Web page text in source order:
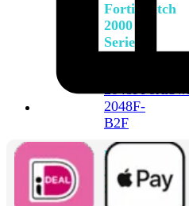
FortiSwitch
2000
Series
2048F
2048F-
B2F
FortiSwitch
3000
Series